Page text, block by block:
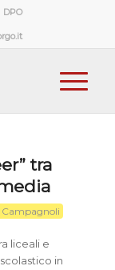
DPO
tra
liceali e
in